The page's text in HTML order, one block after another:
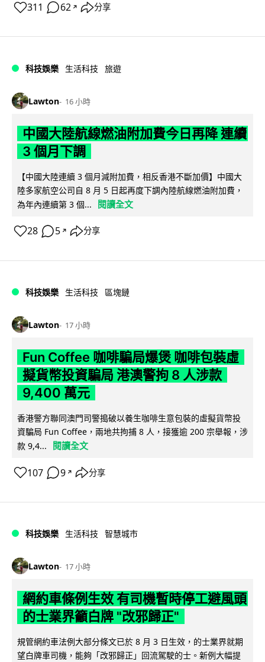
311 62 ↗ 分享
科技娛樂 生活科技 旅遊
Lawton 16 小時
中國大陸航線燃油附加費今日再降 連續
3 個月下調
【中國大陸連續 3 個月減附加費，相反香港不斷加價】中國大
陸多家航空公司自 8 月 5 日起再度下調內陸航線燃油附加費，
為年內連續第 3 個...
閱讀全文
28 5 ↗ 分享
科技娛樂 生活科技 區塊鏈
Lawton 17 小時
Fun Coffee 咖啡騙局爆煲 咖啡包裝虛
擬貨幣投資騙局 港澳警拘 8 人涉款
9,400 萬元
香港警方聯同澳門司警搗破以養生咖啡生意包裝的虛擬貨幣投
資騙局 Fun Coffee，兩地共拘捕 8 人，接獲逾 200 宗舉報，涉
款 9,4...
閱讀全文
107 9 ↗ 分享
科技娛樂 生活科技 智慧城市
Lawton 17 小時
網約車條例生效 有司機暫時停工避風頭
的士業界籲白牌 "改邪歸正"
規管網約車法例大部分條文已於 8 月 3 日生效，的士業界就期
望白牌車司機，能夠「改邪歸正」回流駕駛的士。新例大幅提